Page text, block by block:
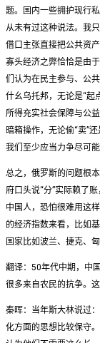
题。国内一些拥护现行
从未有过这种说法。我
借口主张直接把公共资
寡头经济之弊恰恰是由
们认为在民主参与、公
什幺乌托邦，无论是“起
所得充实社会保障与公
暗箱操作，无论偷“卖”
我们至少应当力争尽可能
总之，俄罗斯的问题根
府口头说“分”实际赖了
中国人，恐怕很难用这
的经济指数来看，比如
国家比如波兰、捷克、匈
翻译：50年代中期，中
很多来自农民的抗争。
秦晖：当年斯大林说过
化方面的思想比较保守